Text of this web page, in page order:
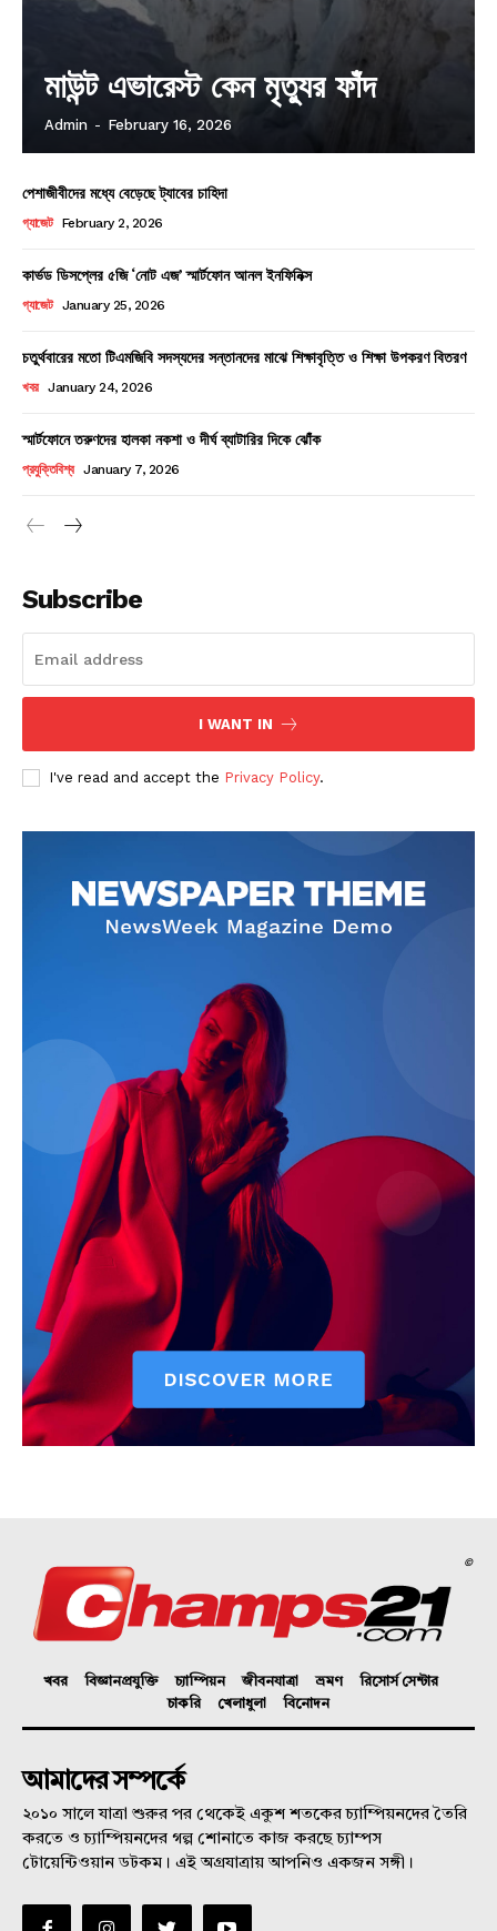
Company
About
Subscription Plans
My account
মাউন্ট এভারেস্ট কেন মৃত্যুর ফাঁদ
Admin - February 16, 2026
পেশাজীবীদের মধ্যে বেড়েছে ট্যাবের চাহিদা
গ্যাজেট February 2, 2026
কার্ভড ডিসপ্লের ৫জি ‘নোট এজ’ স্মার্টফোন আনল ইনফিনিক্স
গ্যাজেট January 25, 2026
চতুর্থবারের মতো টিএমজিবি সদস্যদের সন্তানদের মাঝে শিক্ষাবৃত্তি ও শিক্ষা উপকরণ বিতরণ
খবর January 24, 2026
স্মার্টফোনে তরুণদের হালকা নকশা ও দীর্ঘ ব্যাটারির দিকে ঝোঁক
প্রযুক্তিবিশ্ব January 7, 2026
Subscribe
I WANT IN
I've read and accept the Privacy Policy.
©
খবর বিজ্ঞানপ্রযুক্তি চ্যাম্পিয়ন জীবনযাত্রা ভ্রমণ
রিসোর্স সেন্টার
চাকরি
খেলাধুলা বিনোদন
আমাদের সম্পর্কে
২০১০ সালে যাত্রা শুরুর পর থেকেই একুশ শতকের চ্যাম্পিয়নদের তৈরি
করতে ও চ্যাম্পিয়নদের গল্প শোনাতে কাজ করছে চ্যাম্পস
টোয়েন্টিওয়ান ডটকম। এই অগ্রযাত্রায় আপনিও একজন সঙ্গী।